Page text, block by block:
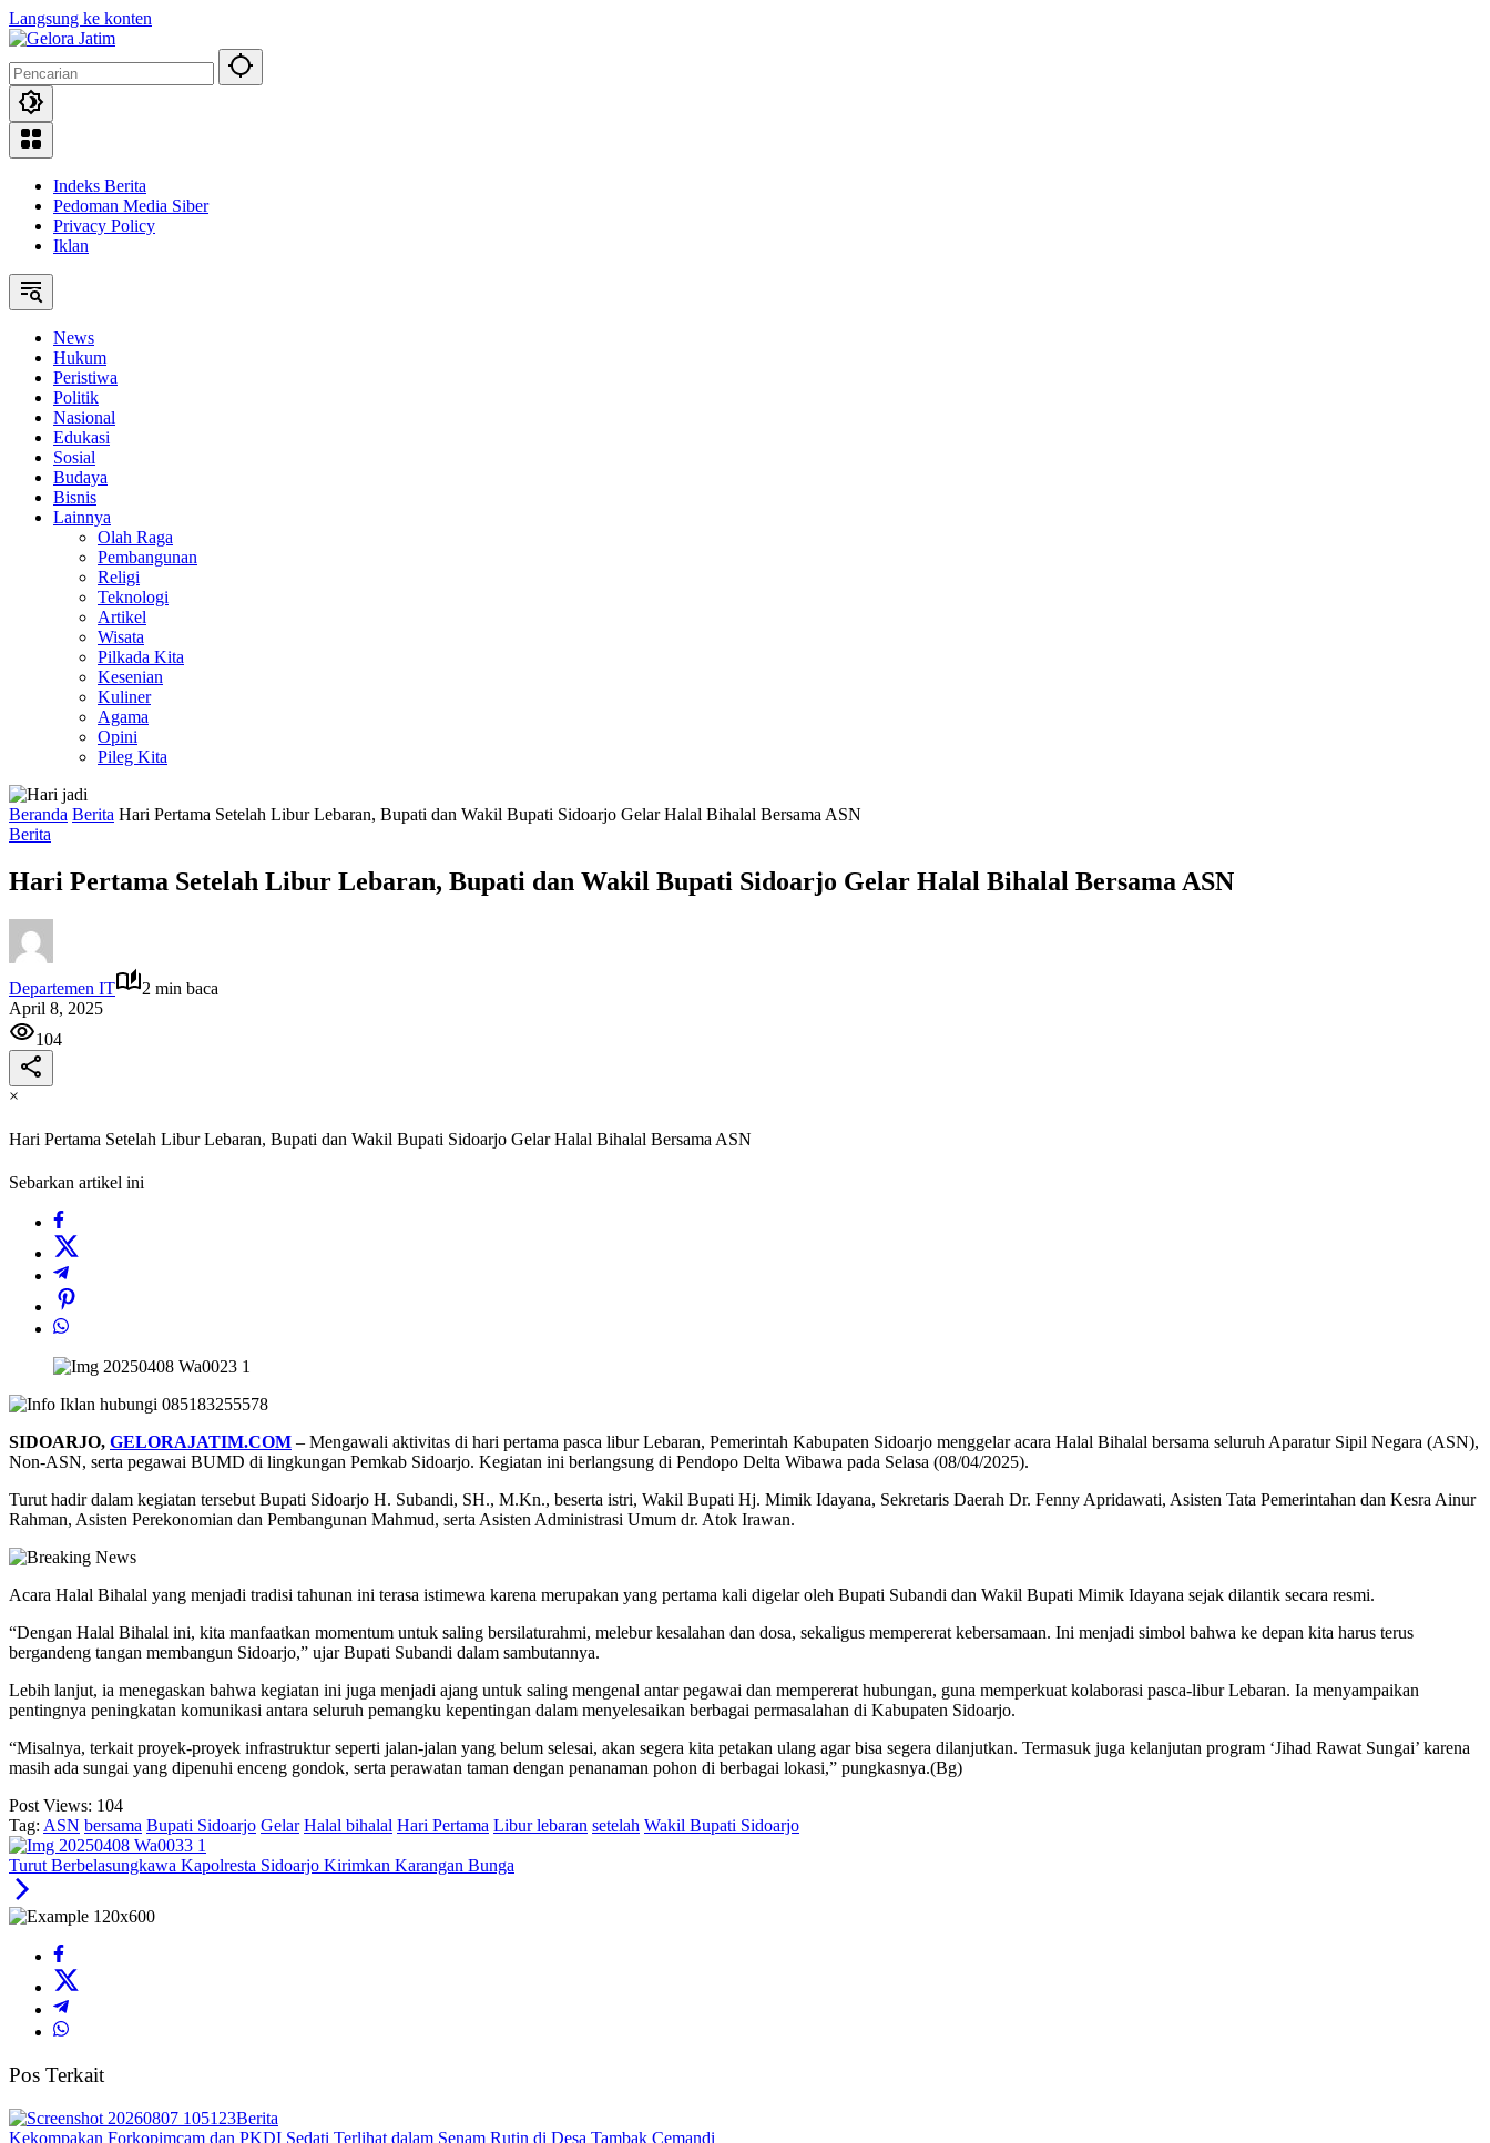
Langsung ke konten
Indeks Berita
Pedoman Media Siber
Privacy Policy
Iklan
News
Hukum
Peristiwa
Politik
Nasional
Edukasi
Sosial
Budaya
Bisnis
Lainnya
Olah Raga
Pembangunan
Religi
Teknologi
Artikel
Wisata
Pilkada Kita
Kesenian
Kuliner
Agama
Opini
Pileg Kita
Beranda Berita Hari Pertama Setelah Libur Lebaran, Bupati dan Wakil Bupati Sidoarjo Gelar Halal Bihalal Bersama ASN
Berita
Hari Pertama Setelah Libur Lebaran, Bupati dan Wakil Bupati Sidoarjo Gelar Halal Bihalal Bersama ASN
Departemen IT
2 min baca
April 8, 2025
104
×
Hari Pertama Setelah Libur Lebaran, Bupati dan Wakil Bupati Sidoarjo Gelar Halal Bihalal Bersama ASN
Sebarkan artikel ini
SIDOARJO, GELORAJATIM.COM – Mengawali aktivitas di hari pertama pasca libur Lebaran, Pemerintah Kabupaten Sidoarjo menggelar acara Halal Bihalal bersama seluruh Aparatur Sipil Negara (ASN),
Non-ASN, serta pegawai BUMD di lingkungan Pemkab Sidoarjo. Kegiatan ini berlangsung di Pendopo Delta Wibawa pada Selasa (08/04/2025).
Turut hadir dalam kegiatan tersebut Bupati Sidoarjo H. Subandi, SH., M.Kn., beserta istri, Wakil Bupati Hj. Mimik Idayana, Sekretaris Daerah Dr. Fenny Apridawati, Asisten Tata Pemerintahan dan Kesra Ainur
Rahman, Asisten Perekonomian dan Pembangunan Mahmud, serta Asisten Administrasi Umum dr. Atok Irawan.
Acara Halal Bihalal yang menjadi tradisi tahunan ini terasa istimewa karena merupakan yang pertama kali digelar oleh Bupati Subandi dan Wakil Bupati Mimik Idayana sejak dilantik secara resmi.
“Dengan Halal Bihalal ini, kita manfaatkan momentum untuk saling bersilaturahmi, melebur kesalahan dan dosa, sekaligus mempererat kebersamaan. Ini menjadi simbol bahwa ke depan kita harus terus
bergandeng tangan membangun Sidoarjo,” ujar Bupati Subandi dalam sambutannya.
Lebih lanjut, ia menegaskan bahwa kegiatan ini juga menjadi ajang untuk saling mengenal antar pegawai dan mempererat hubungan, guna memperkuat kolaborasi pasca-libur Lebaran. Ia menyampaikan
pentingnya peningkatan komunikasi antara seluruh pemangku kepentingan dalam menyelesaikan berbagai permasalahan di Kabupaten Sidoarjo.
“Misalnya, terkait proyek-proyek infrastruktur seperti jalan-jalan yang belum selesai, akan segera kita petakan ulang agar bisa segera dilanjutkan. Termasuk juga kelanjutan program ‘Jihad Rawat Sungai’ karena
masih ada sungai yang dipenuhi enceng gondok, serta perawatan taman dengan penanaman pohon di berbagai lokasi,” pungkasnya.(Bg)
Post Views: 104
Tag: ASN bersama Bupati Sidoarjo Gelar Halal bihalal Hari Pertama Libur lebaran setelah Wakil Bupati Sidoarjo
Turut Berbelasungkawa Kapolresta Sidoarjo Kirimkan Karangan Bunga
Pos Terkait
Berita
Kekompakan Forkopimcam dan PKDI Sedati Terlihat dalam Senam Rutin di Desa Tambak Cemandi